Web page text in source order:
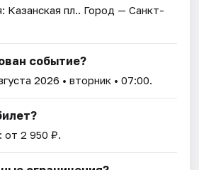
Казанская пл.. Город — Санкт-
событие?
2026 • вторник • 07:00.
от 2 950 ₽.